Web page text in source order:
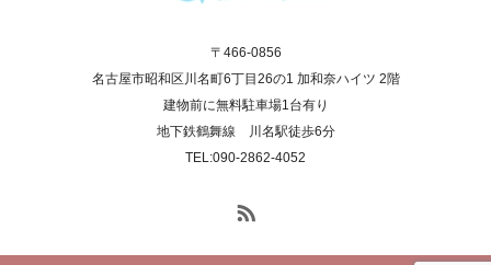
〒466‐0856
名古屋市昭和区川名町6丁目26の1 加和奈ハイツ 2階
建物前に無料駐車場1台有り
地下鉄鶴舞線 川名駅徒歩6分
TEL:090-2862‐4052